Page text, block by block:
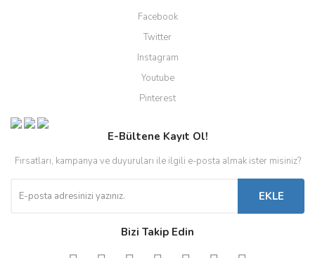
Facebook
Twitter
Instagram
Youtube
Pinterest
E-Bültene Kayıt Ol!
Fırsatları, kampanya ve duyuruları ile ilgili e-posta almak ister misiniz?
EKLE
Bizi Takip Edin